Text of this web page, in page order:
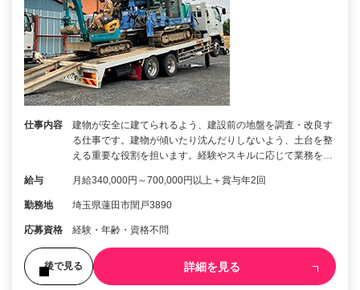
仕事内容
建物が安全に建てられるよう、建設前の地盤を調査・改良す
る仕事です。建物が傾いたり沈んだりしないよう、土台を整
える重要な役割を担います。経験やスキルに応じて業務を…
給与 月給340,000円～700,000円以上＋賞与年2回
勤務地 埼玉県蓮田市閏戸3890
応募資格 経験・年齢・資格不問
後で見る 詳細を見る